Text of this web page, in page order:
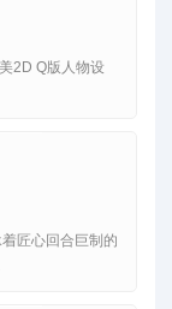
2D Q版人物设
匠心回合巨制的